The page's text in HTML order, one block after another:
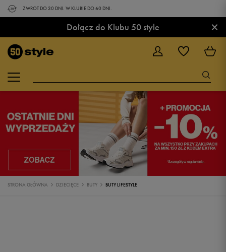
ZWROT DO 30 DNI. W KLUBIE DO 60 DNI.
Dołącz do Klubu 50 style ×
STRONA GŁÓWNA DZIECIĘCE BUTY BUTY LIFESTYLE